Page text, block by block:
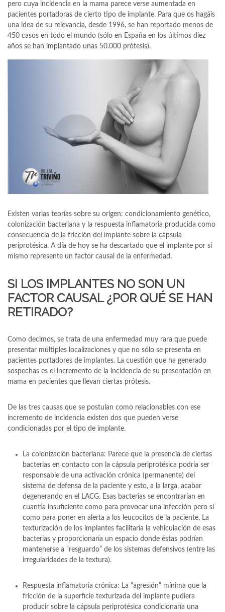
pero cuya incidencia en la mama parece verse aumentada en
pacientes portadoras de cierto tipo de implante. Para que os hagáis
una idea de su relevancia, desde 1996, se han reportado menos de
450 casos en todo el mundo (sólo en España en los últimos diez
años se han implantado unas 50.000 prótesis).
Existen varias teorías sobre su origen: condicionamiento genético,
colonización bacteriana y la respuesta inflamatoria producida como
consecuencia de la fricción del implante sobre la cápsula
periprotésica. A día de hoy se ha descartado que el implante por sí
mismo represente un factor causal de la enfermedad.
SI LOS IMPLANTES NO SON UN
FACTOR CAUSAL ¿POR QUÉ SE HAN
RETIRADO?
Como decimos, se trata de una enfermedad muy rara que puede
presentar múltiples localizaciones y que no sólo se presenta en
pacientes portadores de implantes. La cuestión que ha generado
sospechas es el incremento de la incidencia de su presentación en
mama en pacientes que llevan ciertas prótesis.
De las tres causas que se postulan como relacionables con ese
incremento de incidencia existen dos que pueden verse
condicionadas por el tipo de implante.
La colonización bacteriana: Parece que la presencia de ciertas
bacterias en contacto con la cápsula periprotésica podría ser
responsable de una activación crónica (permanente) del
sistema de defensa de la paciente y esto, a la larga, acabar
degenerando en el LACG. Esas bacterias se encontrarían en
cuantía insuficiente como para provocar una infección pero sí
como para poner en alerta a los leucocitos de la paciente. La
texturización de los implantes facilitaría la vehiculación de esas
bacterias y proporcionaría un espacio donde éstas podrían
mantenerse a “resguardo” de los sistemas defensivos (entre las
irregularidades de la textura).
Respuesta inflamatoria crónica: La “agresión” mínima que la
fricción de la superficie texturizada del implante pudiera
producir sobre la cápsula periprotésica condicionaría una